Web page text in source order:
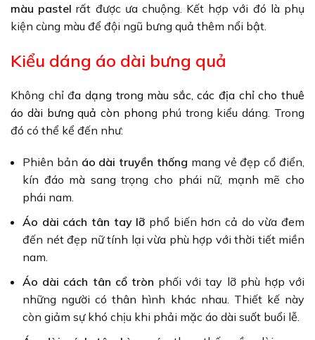
màu pastelrất được ưa chuộng. Kết hợp với đó là phụ
kiện cùng màu để đội ngũ bưng quả thêm nổi bật.
Kiểu dáng áo dài bưng quả
Không chỉ đa dạng trong màu sắc, các địa chỉ cho thuê
áo dài bưng quảcòn phong phú trong kiểu dáng. Trong
đó có thể kể đến như:
Phiên bản áo dài truyền thống mang vẻ đẹp cổ điển,
kín đáo mà sang trọng cho phái nữ, mạnh mẽ cho
phái nam.
Áo dài cách tân tay lỡ phổ biến hơn cả do vừa đem
đến nét đẹp nữ tính lại vừa phù hợp với thời tiết miền
nam.
Áo dài cách tân cổ tròn phối với tay lỡ phù hợp với
những người có thân hình khác nhau. Thiết kế này
còn giảm sự khó chịu khi phải mặc áo dài suốt buổi lễ.